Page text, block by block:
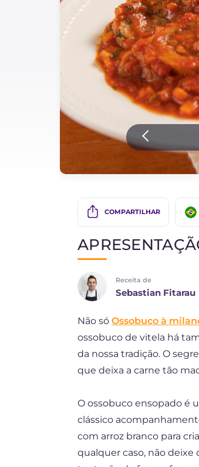
Bolos e panificacao
COMPARTILHAR
Receita de
Sebastian Fitarau
Não só Ossobuco à
ossobuco de vitela há
da nossa tradição. O
que deixa a carne tão
O ossobuco ensopado é
clássico
com arroz branco para
qualquer caso, não deixe